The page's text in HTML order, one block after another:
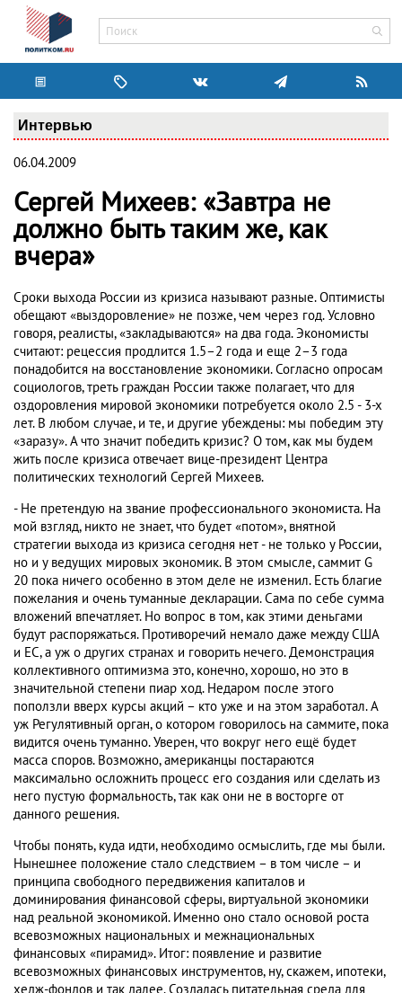
Интервью
06.04.2009
Сергей Михеев: «Завтра не
должно быть таким же, как
вчера»
Сроки выхода России из кризиса называют разные. Оптимисты
обещают «выздоровление» не позже, чем через год. Условно
говоря, реалисты, «закладываются» на два года. Экономисты
считают: рецессия продлится 1.5–2 года и еще 2–3 года
понадобится на восстановление экономики. Согласно опросам
социологов, треть граждан России также полагает, что для
оздоровления мировой экономики потребуется около 2.5 - 3-х
лет. В любом случае, и те, и другие убеждены: мы победим эту
«заразу». А что значит победить кризис? О том, как мы будем
жить после кризиса отвечает вице-президент Центра
политических технологий Сергей Михеев.
- Не претендую на звание профессионального экономиста. На
мой взгляд, никто не знает, что будет «потом», внятной
стратегии выхода из кризиса сегодня нет - не только у России,
но и у ведущих мировых экономик. В этом смысле, саммит G
20 пока ничего особенно в этом деле не изменил. Есть благие
пожелания и очень туманные декларации. Сама по себе сумма
вложений впечатляет. Но вопрос в том, как этими деньгами
будут распоряжаться. Противоречий немало даже между США
и ЕС, а уж о других странах и говорить нечего. Демонстрация
коллективного оптимизма это, конечно, хорошо, но это в
значительной степени пиар ход. Недаром после этого
поползли вверх курсы акций – кто уже и на этом заработал. А
уж Регулятивный орган, о котором говорилось на саммите, пока
видится очень туманно. Уверен, что вокруг него ещё будет
масса споров. Возможно, американцы постараются
максимально осложнить процесс его создания или сделать из
него пустую формальность, так как они не в восторге от
данного решения.
Чтобы понять, куда идти, необходимо осмыслить, где мы были.
Нынешнее положение стало следствием – в том числе – и
принципа свободного передвижения капиталов и
доминирования финансовой сферы, виртуальной экономики
над реальной экономикой. Именно оно стало основой роста
всевозможных национальных и межнациональных
финансовых «пирамид». Итог: появление и развитие
всевозможных финансовых инструментов, ну, скажем, ипотеки,
хедж-фондов и так далее. Создалась питательная среда для